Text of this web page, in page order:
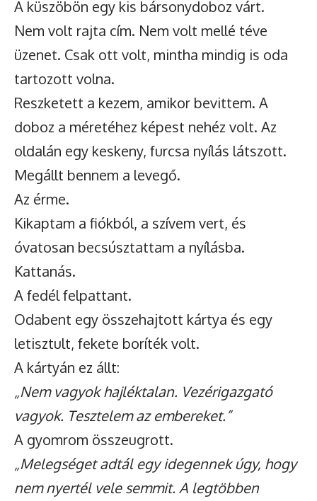
A küszöbön egy kis bársonydoboz várt.
Nem volt rajta cím. Nem volt mellé téve
üzenet. Csak ott volt, mintha mindig is oda
tartozott volna.
Reszketett a kezem, amikor bevittem. A
doboz a méretéhez képest nehéz volt. Az
oldalán egy keskeny, furcsa nyílás látszott.
Megállt bennem a levegő.
Az érme.
Kikaptam a fiókból, a szívem vert, és
óvatosan becsúsztattam a nyílásba.
Kattanás.
A fedél felpattant.
Odabent egy összehajtott kártya és egy
letisztult, fekete boríték volt.
A kártyán ez állt:
„Nem vagyok hajléktalan. Vezérigazgató
vagyok. Tesztelem az embereket.”
A gyomrom összeugrott.
„Melegséget adtál egy idegennek úgy, hogy
nem nyertél vele semmit. A legtöbben